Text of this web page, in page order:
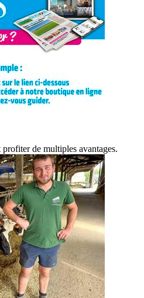
de multiples avantages.